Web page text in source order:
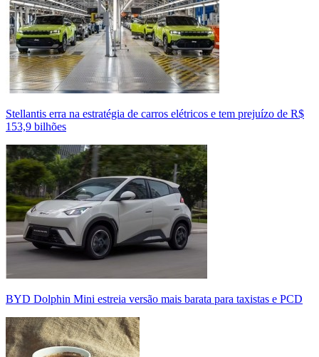
Stellantis erra na estratégia de carros elétricos e tem prejuízo de R$
153,9 bilhões
BYD Dolphin Mini estreia versão mais barata para taxistas e PCD